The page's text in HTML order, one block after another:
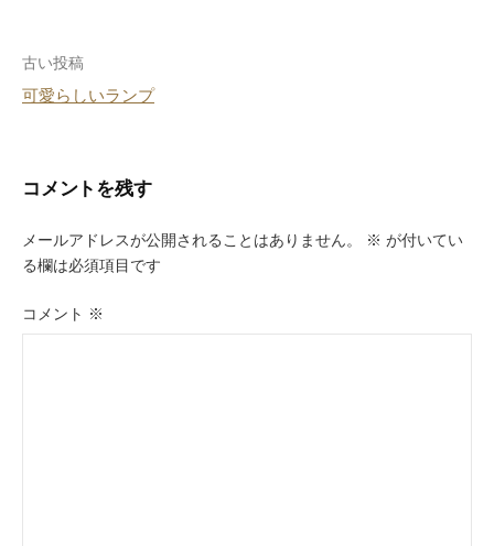
投
稿
ビ
ゲ
ー
シ
古い投稿
可愛らしいランプ
コメントを残す
メールアドレスが公開されることはありません。 ※ が付いてい
る欄は必須項目です
コメント ※